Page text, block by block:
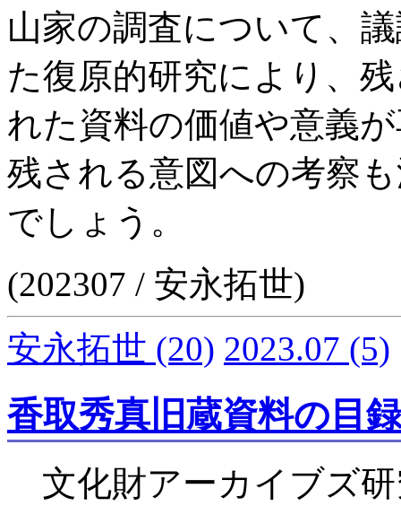
山家の調査について、
た復原的研究により、
れた資料の価値や意義
残される意図への考察
でしょう。
(202307 / 安永拓世)
安永拓世 (20) 2023.07 (5)
香取秀真旧蔵資料の目
文化財アーカイブズ